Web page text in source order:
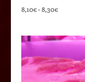
8,10€-8,30€Rango
desde
hasta
8,30€